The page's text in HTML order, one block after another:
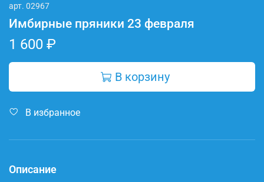
арт. 02967
Имбирные пряники 23 февраля
1 600 ₽
В корзину
В избранное
Описание